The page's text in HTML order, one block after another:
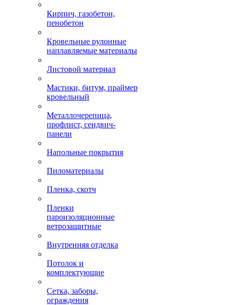
Кирпич, газобетон,
пенобетон
Кровельные рулонные
наплавляемые материалы
Листовой материал
Мастики, битум, праймер
кровельный
Металлочерепица,
профлист, сендвич-
панели
Напольные покрытия
Пиломатериалы
Пленка, скотч
Пленки
пароизоляционные
ветрозащитные
Внутренняя отделка
Потолок и
комплектующие
Сетка, заборы,
ограждения